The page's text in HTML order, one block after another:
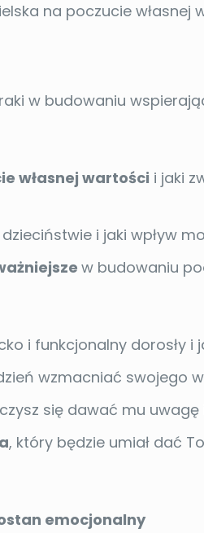
na poczucie
w budowaniu
własnej wartości i jaki
i jaki wpływ
w budowaniu
i funkcjonalny dorosły
wzmacniać swojego
się dawać mu uwagę
, który będzie umiał dać
emocjonalny